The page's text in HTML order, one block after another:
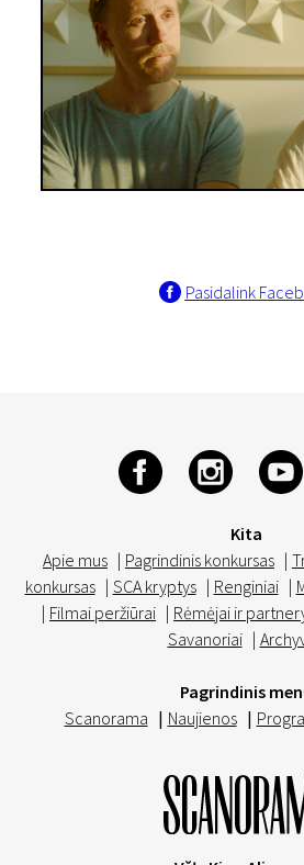
Pasidalink
Kita
Apie mus | Pagrindinis konkursas |
konkursas | SCA kryptys | Renginiai |
| Filmai peržiūrai | Rėmėjai ir
Savanoriai |
Pagrindinis
Scanorama | Naujienos |